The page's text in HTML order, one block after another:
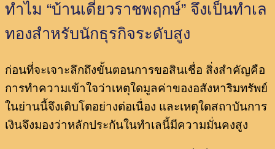
ทำไม “บ้านเดี่ยวราชพฤกษ์” จึงเป็นทำเล
ทองสำหรับนักธุรกิจระดับสูง
ก่อนที่จะเจาะลึกถึงขั้นตอนการขอสินเชื่อ สิ่งสำคัญคือ
การทำความเข้าใจว่าเหตุใดมูลค่าของอสังหาริมทรัพย์
ในย่านนี้จึงเติบโตอย่างต่อเนื่อง และเหตุใดสถาบันการ
เงินจึงมองว่าหลักประกันในทำเลนี้มีความมั่นคงสูง